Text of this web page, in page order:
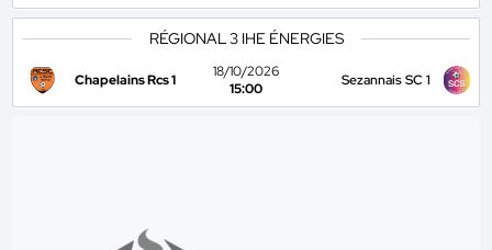
RÉGIONAL 3 IHE ÉNERGIES
Chapelains Rcs 1
18/10/2026
15:00
Sezannais SC 1